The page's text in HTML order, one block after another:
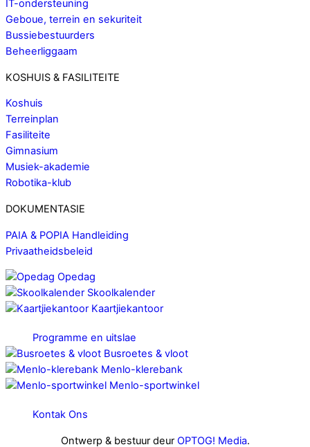
IT-ondersteuning
Geboue, terrein en sekuriteit
Bussiebestuurders
Beheerliggaam
KOSHUIS & FASILITEITE
Koshuis
Terreinplan
Fasiliteite
Gimnasium
Musiek-akademie
Robotika-klub
DOKUMENTASIE
PAIA & POPIA Handleiding
Privaatheidsbeleid
Opedag
Skoolkalender
Kaartjiekantoor
Programme en uitslae
Busroetes & vloot
Menlo-klerebank
Menlo-sportwinkel
Kontak Ons
Ontwerp & bestuur deur OPTOG! Media.